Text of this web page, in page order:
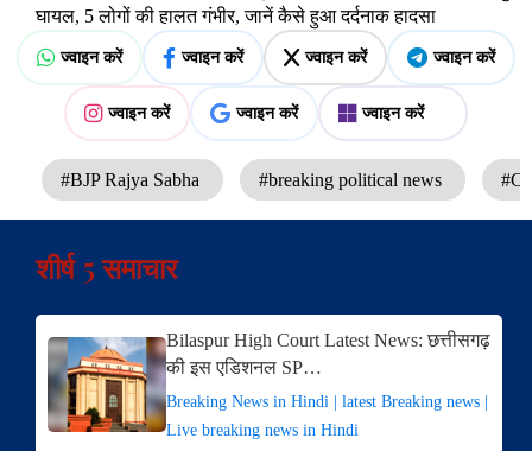
घायल, 5 लोगों की हालत गंभीर, जानें कैसे हुआ दर्दनाक हादसा
ज्वाइन करें ज्वाइन करें ज्वाइन करें ज्वाइन करें
ज्वाइन करें ज्वाइन करें ज्वाइन करें
#BJP Rajya Sabha #breaking political news
शीर्ष 5 समाचार
Bilaspur High Court Latest News: छत्तीसगढ़
की इस एडिशनल SP…
Breaking News in Hindi | latest Breaking news |
Live breaking news in Hindi